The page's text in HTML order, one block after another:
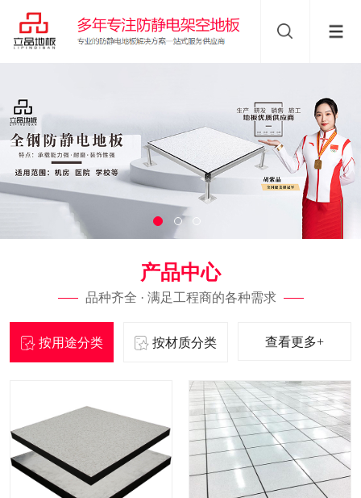
产品中心
品种齐全 · 满足工程商的各种需求
按用途分类 按材质分类 查看更多+